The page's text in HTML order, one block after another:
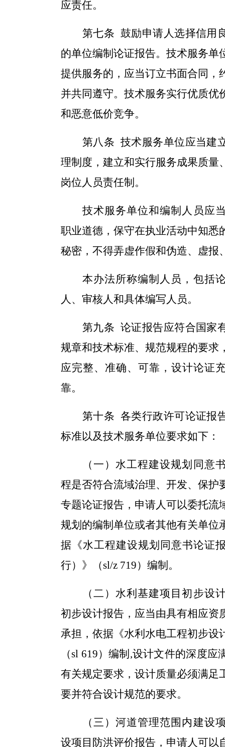
应责任。
第七条 鼓励申请人选择信用
的单位编制论证报告。技术服务单
提供服务的，应当订立书面合同，
并共同遵守。技术服务实行优质优
和恶意低价竞争。
第八条 技术服务单位应当建
理制度，建立和实行服务成果质量
岗位人员责任制。
技术服务单位和编制人员应
职业道德，保守在执业活动中知悉
秘密，不得弄虚作假和伪造、虚报
本办法所称编制人员， 包括
人、审核人和具体编写人员。
第九条 论证报告应符合国家
规章和技术标准、规范规程的要求
应完整、准确、可靠，设计论证
靠。
第十条 各类行政许可论证报
标准以及技术服务单位要求如下：
（一）水工程建设规划同意
程是否符合流域治理、开发、保护
专题论证报告，申请人可以委托流
规划的编制单位或者其他有关单位
据《水工程建设规划同意书论证
行）》（sl/z 719）编制。
（二）水利基建项目初步设
初步设计报告，应当由具有相应资
承担，依据《水利水电工程初步设
（sl 619）编制,设计文件的深度应
有关规定要求，设计质量必须满足
要并符合设计规范的要求。
（三）河道管理范围内建设
设项目防洪评价报告，申请人可以